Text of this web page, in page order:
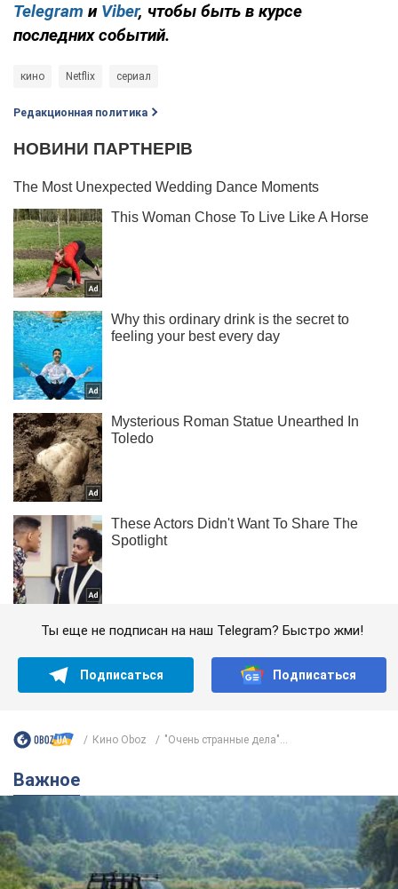
Telegram и Viber, чтобы быть в курсе
последних событий.
кино Netflix сериал
Редакционная политика
Ты еще не подписан на наш Telegram? Быстро жми!
Подписаться Подписаться
Кино Oboz "Очень странные дела"...
Важное